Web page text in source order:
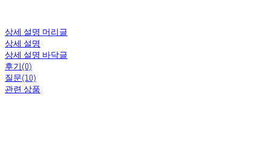
상세 설명 머리글
상세 설명
상세 설명 바닥글
후기(0)
질문(10)
관련 상품